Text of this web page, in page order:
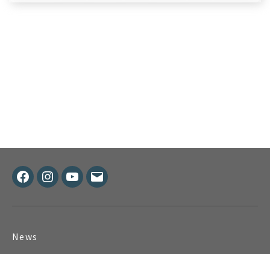
FacebookInstagramYoutube
メ
ル
News